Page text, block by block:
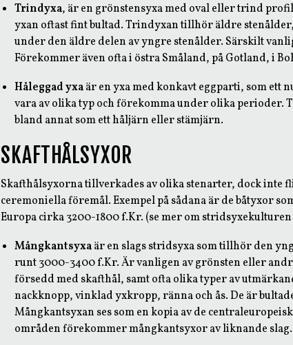
Trindyxa, är en grönstensyxa med oval eller trind
yxan oftast fint bultad. Trindyxan tillhör äldre
under den äldre delen av yngre stenålder. Särskilt
Förekommer även ofta i östra Småland, på Gotland, i
Håleggad yxaär en yxa med konkavt eggparti, som ett
vara av olika typ och förekomma under olika perioder.
bland annat som ett håljärn eller stämjärn.
SKAFTHÅLSYXOR
Skafthålsyxorna tillverkades av olika stenarter, dock inte
ceremoniella föremål. Exempel på sådana är de båtyxor
Europa cirka 3200-1800 f.Kr. (se mer om
Mångkantsyxaär en slags stridsyxa som tillhör den
runt 3000-3400 f.Kr. Är vanligen av grönsten eller
försedd med skafthål, samt ofta olika typer av
nackknopp, vinklad yxkropp, ränna och ås. De är
Mångkantsyxan ses som en kopia av de
områden förekommer mångkantsyxor av liknande slag.